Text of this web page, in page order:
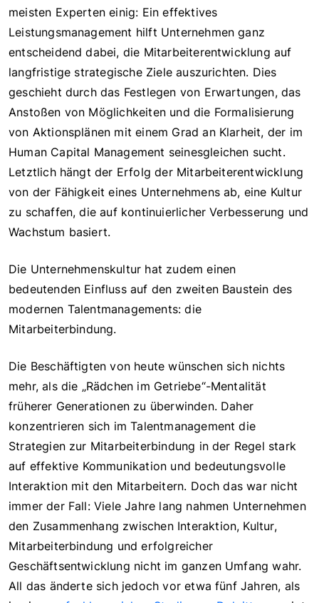
meisten Experten einig: Ein effektives
Leistungsmanagement hilft Unternehmen ganz
entscheidend dabei, die Mitarbeiterentwicklung auf
langfristige strategische Ziele auszurichten. Dies
geschieht durch das Festlegen von Erwartungen, das
Anstoßen von Möglichkeiten und die Formalisierung
von Aktionsplänen mit einem Grad an Klarheit, der im
Human Capital Management seinesgleichen sucht.
Letztlich hängt der Erfolg der Mitarbeiterentwicklung
von der Fähigkeit eines Unternehmens ab, eine Kultur
zu schaffen, die auf kontinuierlicher Verbesserung und
Wachstum basiert.
Die Unternehmenskultur hat zudem einen
bedeutenden Einfluss auf den zweiten Baustein des
modernen Talentmanagements: die
Mitarbeiterbindung.
Die Beschäftigten von heute wünschen sich nichts
mehr, als die „Rädchen im Getriebe“-Mentalität
früherer Generationen zu überwinden. Daher
konzentrieren sich im Talentmanagement die
Strategien zur Mitarbeiterbindung in der Regel stark
auf effektive Kommunikation und bedeutungsvolle
Interaktion mit den Mitarbeitern. Doch das war nicht
immer der Fall: Viele Jahre lang nahmen Unternehmen
den Zusammenhang zwischen Interaktion, Kultur,
Mitarbeiterbindung und erfolgreicher
Geschäftsentwicklung nicht im ganzen Umfang wahr.
All das änderte sich jedoch vor etwa fünf Jahren, als